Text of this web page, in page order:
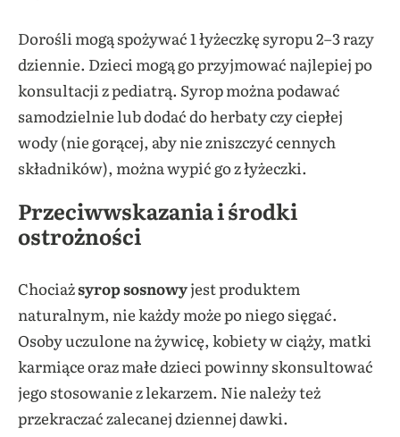
Dorośli mogą spożywać 1 łyżeczkę syropu 2–3 razy
dziennie. Dzieci mogą go przyjmować najlepiej po
konsultacji z pediatrą. Syrop można podawać
samodzielnie lub dodać do herbaty czy ciepłej
wody (nie gorącej, aby nie zniszczyć cennych
składników), można wypić go z łyżeczki.
Przeciwwskazania i środki
ostrożności
Chociażsyrop sosnowyjest produktem
naturalnym, nie każdy może po niego sięgać.
Osoby uczulone na żywicę, kobiety w ciąży, matki
karmiące oraz małe dzieci powinny skonsultować
jego stosowanie z lekarzem. Nie należy też
przekraczać zalecanej dziennej dawki.